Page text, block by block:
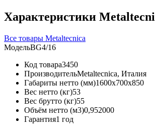
Характеристики
Все товары Metaltecnica
МодельBG4/16
Код товара3450
ПроизводительMetaltecnica, Италия
Габариты нетто (мм)1600x700x850
Вес нетто (кг)53
Вес брутто (кг)55
Объём нетто (м3)0,952000
Гарантия1 год